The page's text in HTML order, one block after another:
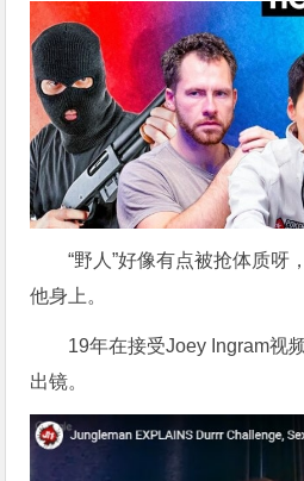
“野人”好像有点被抢体质呀
他身上。
19年在接受Joey Ingram视
出镜。